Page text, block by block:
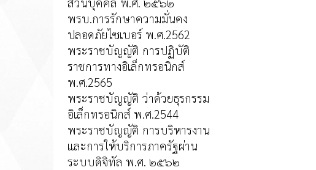
พรบ.การรักษาความมั่นคง
ปลอดภัยไซเบอร์ พ.ศ.2562
พระราชบัญญัติ การปฏิบัติ
ราชการทางอิเล็กทรอนิกส์
พ.ศ.2565
พระราชบัญญัติ ว่าด้วยธุรกรรม
อิเล็กทรอนิกส์ พ.ศ.2544
พระราชบัญญัติ การบริหารงาน
และการให้บริการภาครัฐผ่าน
ระบบดิจิทัล พ.ศ. ๒๕๖๒